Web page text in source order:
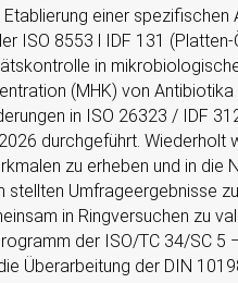
einer
ISO 8553 l IDF 131
in
(MHK) von
in ISO 26323 / IDF
durchgeführt. Wiederholt
zu erheben und in die
stellten Umfrageergebnisse
in Ringversuchen zu
der ISO/TC 34/SC 5
Überarbeitung der DIN